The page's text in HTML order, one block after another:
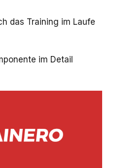
das Training im Laufe
im Detail